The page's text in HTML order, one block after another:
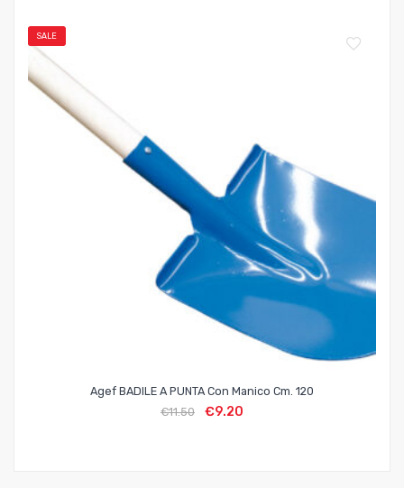
SALE
Agef BADILE A PUNTA Con Manico Cm. 120
€11.50 €9.20